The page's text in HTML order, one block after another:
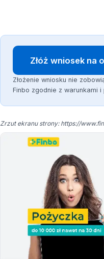
Złóż wniosek na
Złożenie wniosku nie
Finbo zgodnie z warunkami
Zrzut ekranu strony: https://